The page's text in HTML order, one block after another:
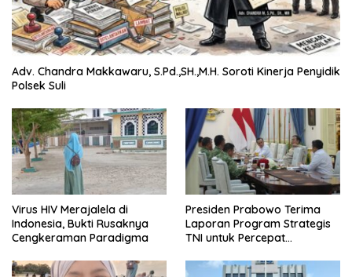
Adv. Chandra Makkawaru, S.Pd.,SH.,M.H. Soroti Kinerja Penyidik
Polsek Suli
Virus HIV Merajalela di
Indonesia, Bukti Rusaknya
Cengkeraman Paradigma
Presiden Prabowo Terima
Laporan Program Strategis
TNI untuk Percepat